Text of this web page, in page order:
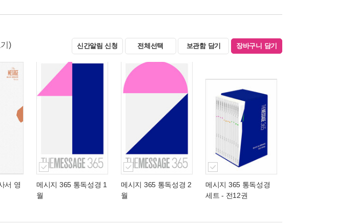
) 신간알림 신청 전체선택 보관함 담기 장바구니 담기
서 영
메시지 365 통독성경 1
월
메시지 365 통독성경 2
월
메시지 365 통독성경
세트 - 전12권